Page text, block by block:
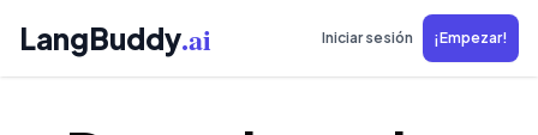
LangBuddy.ai Iniciar sesión ¡Empezar!